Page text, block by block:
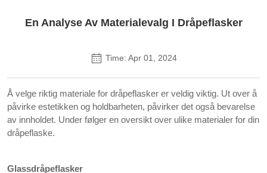
En Analyse Av Materialevalg I Dråpeflasker
Time: Apr 01, 2024
Å velge riktig materiale for dråpeflasker er veldig viktig. Ut over å
påvirke estetikken og holdbarheten, påvirker det også bevarelse
av innholdet. Under følger en oversikt over ulike materialer for din
dråpeflaske.
Glassdråpeflasker